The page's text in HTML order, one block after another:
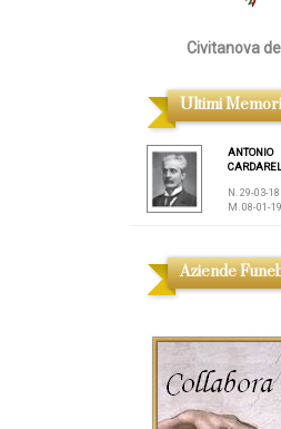
Civitanova
Ultimi
ANTONIO
N. 29-03-
M. 08-01-
Aziende